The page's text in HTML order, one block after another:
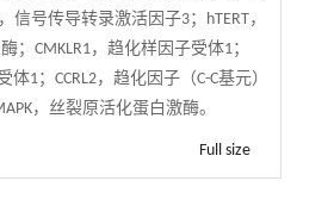
信号传导转录激活因子3；hTERT，
；CMKLR1，趋化样因子受体1；
体1；CCRL2，趋化因子（C-C基元）
，丝裂原活化蛋白激酶。
Full size